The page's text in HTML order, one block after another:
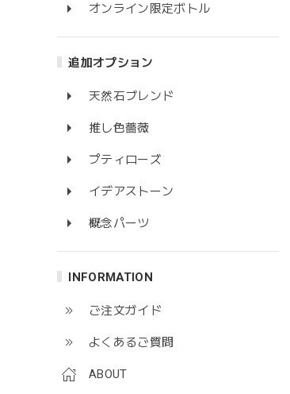
オンライン限定ボトル
追加オプション
天然石ブレンド
推し色薔薇
プティローズ
イデアストーン
概念パーツ
INFORMATION
ご注文ガイド
よくあるご質問
ABOUT